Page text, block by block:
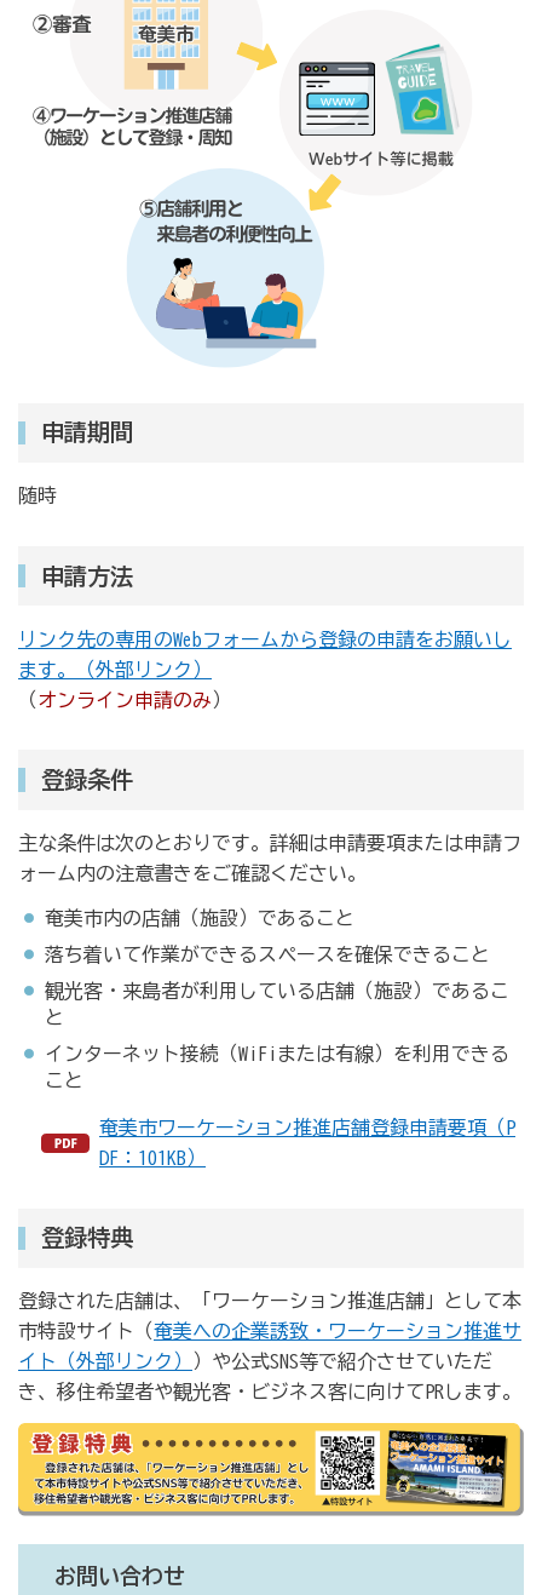
申請期間
随時
申請方法
リンク先の専用のWebフォームから登録の申請をお願いし
ます。（外部リンク）
（ オンライン申請のみ ）
登録条件
主な条件は次のとおりです。詳細は申請要項または申請フ
ォーム内の注意書きをご確認ください。
奄美市内の店舗（施設）であること
落ち着いて作業ができるスペースを確保できること
観光客・来島者が利用している店舗（施設）であるこ
と
インターネット接続（WiFiまたは有線）を利用できる
こと
奄美市ワーケーション推進店舗登録申請要項（P
DF：101KB）
登録特典
登録された店舗は、「ワーケーション推進店舗」として本
市特設サイト（奄美への企業誘致・ワーケーション推進サ
イト（外部リンク）
）や公式SNS等で紹介させていただ
き、移住希望者や観光客・ビジネス客に向けてPRします。
お問い合わせ